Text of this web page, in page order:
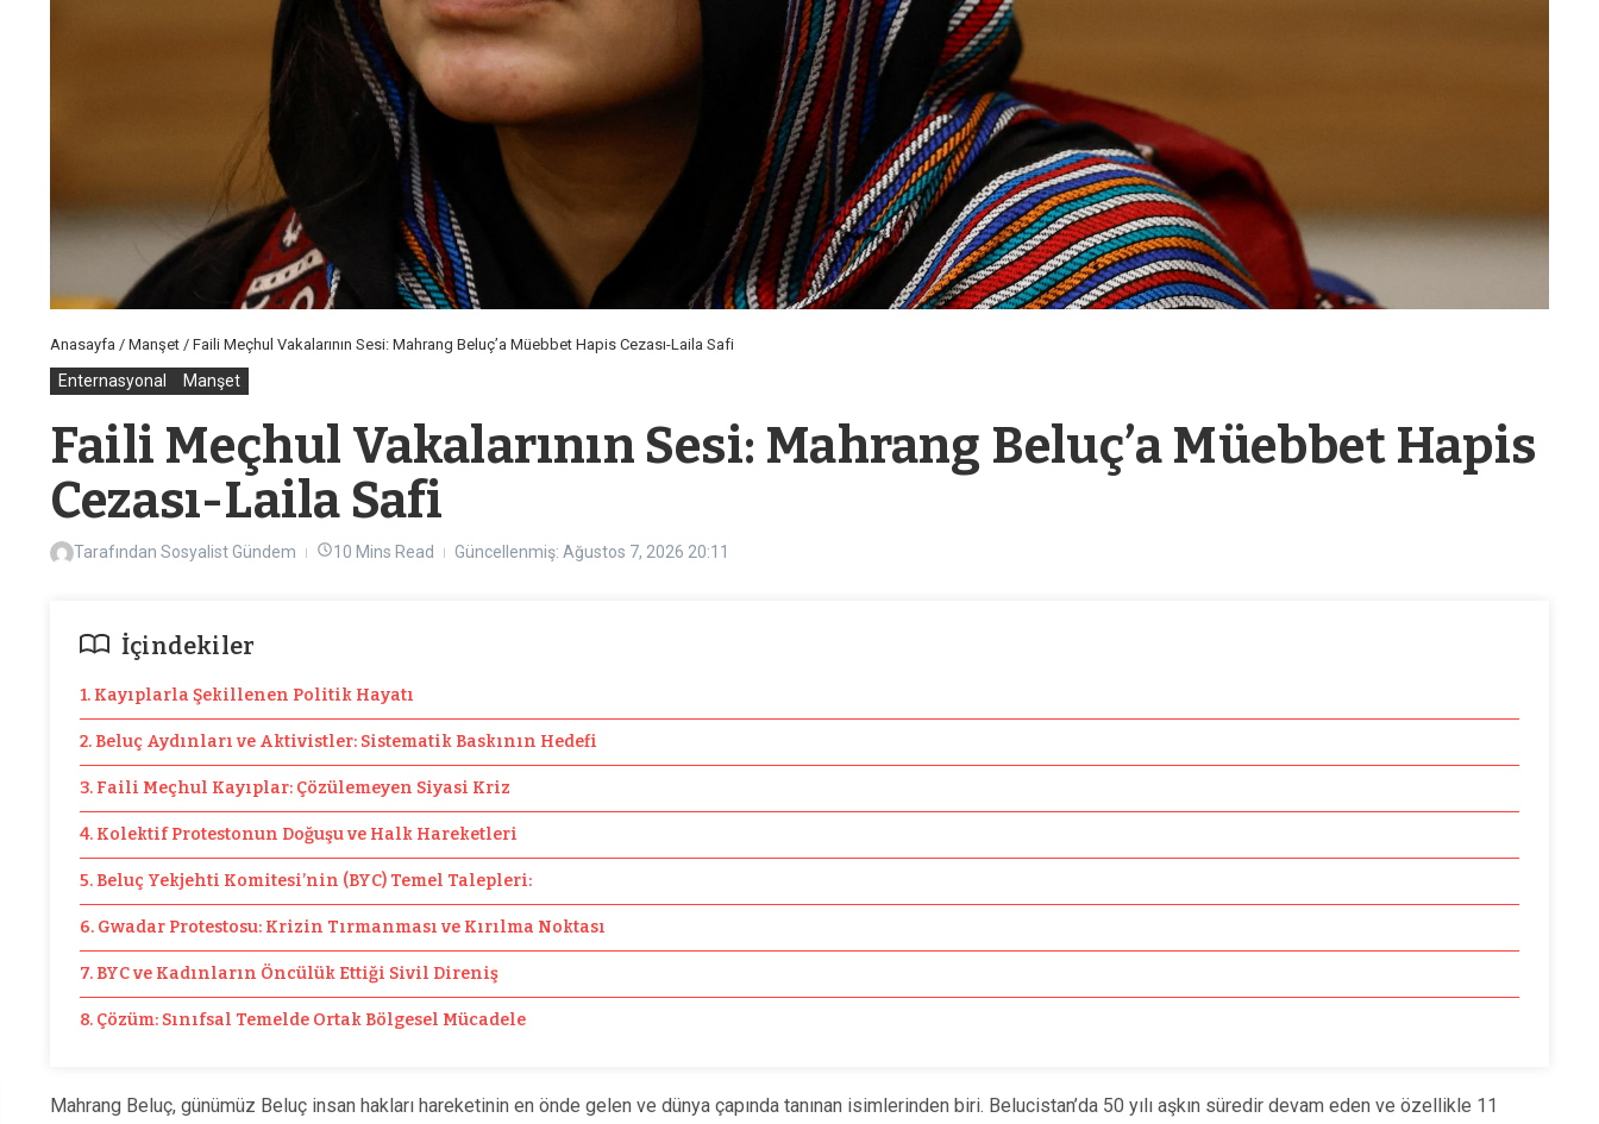
Anasayfa / Manşet / Faili Meçhul Vakalarının Sesi: Mahrang Beluç’a Müebbet Hapis Cezası-Laila Safi
Enternasyonal Manşet
Faili Meçhul Vakalarının Sesi: Mahrang Beluç’a Müebbet Hapis
Cezası-Laila Safi
Tarafından Sosyalist Gündem 10 Mins Read Güncellenmiş: Ağustos 7, 2026 20:11
İçindekiler
1. Kayıplarla Şekillenen Politik Hayatı
2. Beluç Aydınları ve Aktivistler: Sistematik Baskının Hedefi
3. Faili Meçhul Kayıplar: Çözülemeyen Siyasi Kriz
4. Kolektif Protestonun Doğuşu ve Halk Hareketleri
5. Beluç Yekjehti Komitesi’nin (BYC) Temel Talepleri:
6. Gwadar Protestosu: Krizin Tırmanması ve Kırılma Noktası
7. BYC ve Kadınların Öncülük Ettiği Sivil Direniş
8. Çözüm: Sınıfsal Temelde Ortak Bölgesel Mücadele
Mahrang Beluç, günümüz Beluç insan hakları hareketinin en önde gelen ve dünya çapında tanınan isimlerinden biri. Belucistan’da 50 yılı aşkın süredir devam eden ve özellikle 11